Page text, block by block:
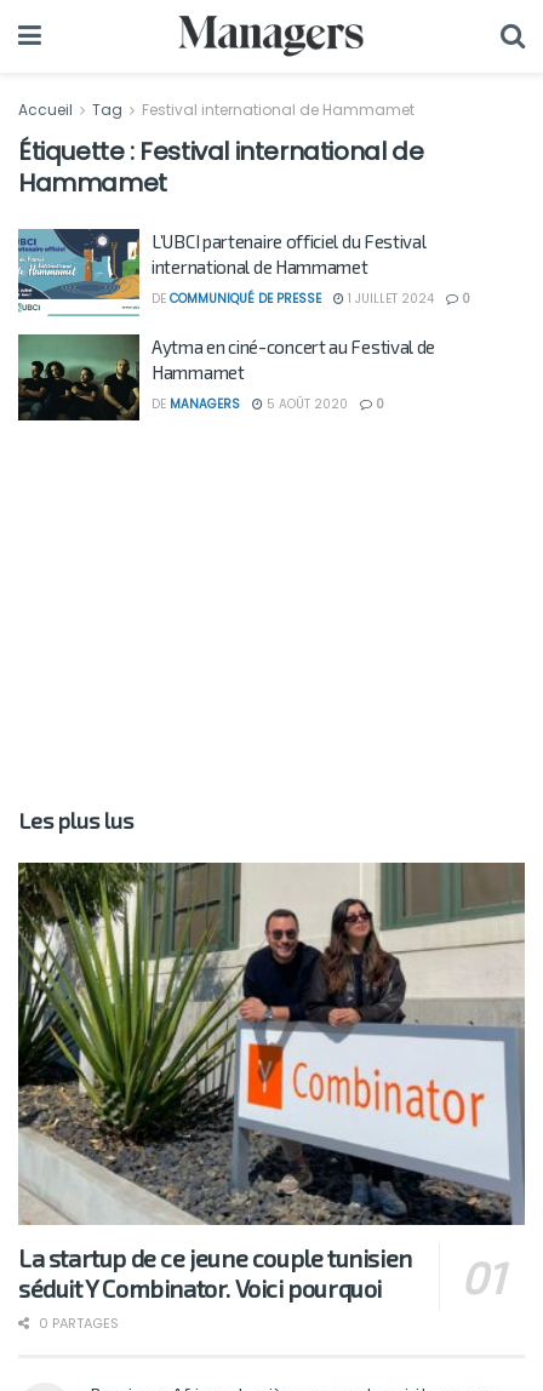
Accueil Tag Festival international de Hammamet
Étiquette : Festival international de
Hammamet
L’UBCI partenaire officiel du Festival
international de Hammamet
DE COMMUNIQUÉ DE PRESSE 1 JUILLET 2024 0
Aytma en ciné-concert au Festival de
Hammamet
DE MANAGERS 5 AOÛT 2020 0
Les plus lus
La startup de ce jeune couple tunisien
séduit Y Combinator. Voici pourquoi
0 PARTAGES